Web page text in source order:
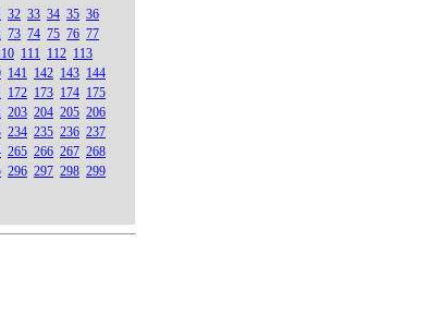
32 33 34 35 36
73 74 75 76 77
111 112 113
141 142 143 144
172 173 174 175
203 204 205 206
234 235 236 237
265 266 267 268
296 297 298 299